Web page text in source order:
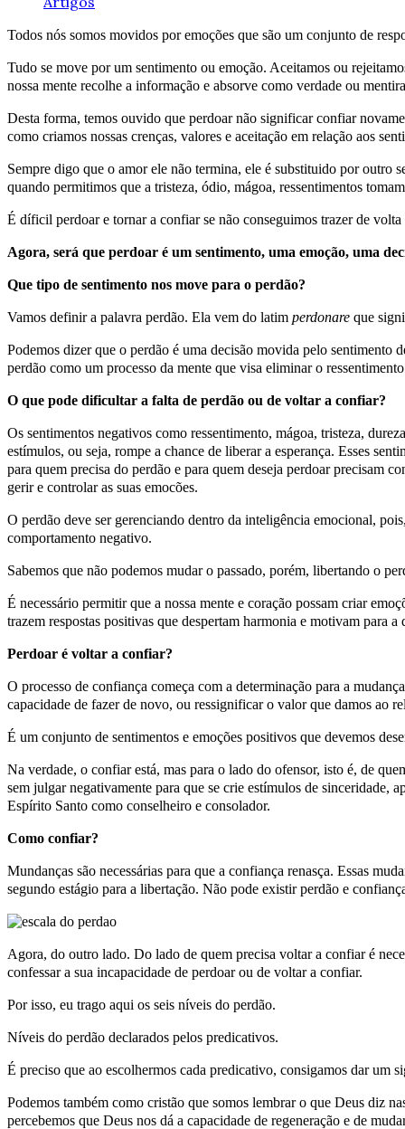
Todos nós somos movidos por emoções que são um conjunto de
Tudo se move por um sentimento ou emoção. Aceitamos ou
nossa mente recolhe a informação e absorve como verdade ou
Desta forma, temos ouvido que perdoar não significar confiar
como criamos nossas crenças, valores e aceitação em relação aos
Sempre digo que o amor ele não termina, ele é substituido por outro
quando permitimos que a tristeza, ódio, mágoa, ressentimentos
É díficil perdoar e tornar a confiar se não conseguimos trazer de
Agora, será que perdoar é um sentimento, uma emoção, uma
Que tipo de sentimento nos move para o perdão?
Vamos definir a palavra perdão. Ela vem do latim perdonare que
Podemos dizer que o perdão é uma decisão movida pelo sentimento
perdão como um processo da mente que visa eliminar o
O que pode dificultar a falta de perdão ou de voltar a confiar?
Os sentimentos negativos como ressentimento, mágoa, tristeza,
estímulos, ou seja, rompe a chance de liberar a esperança. Esses
para quem precisa do perdão e para quem deseja perdoar precisam
gerir e controlar as suas emocões.
O perdão deve ser gerenciando dentro da inteligência emocional,
comportamento negativo.
Sabemos que não podemos mudar o passado, porém, libertando o
É necessário permitir que a nossa mente e coração possam criar
trazem respostas positivas que despertam harmonia e motivam para a
Perdoar é voltar a confiar?
O processo de confiança começa com a determinação para a
capacidade de fazer de novo, ou ressignificar o valor que damos ao
É um conjunto de sentimentos e emoções positivos que devemos
Na verdade, o confiar está, mas para o lado do ofensor, isto é, de
sem julgar negativamente para que se crie estímulos de
Espírito Santo como conselheiro e consolador.
Como confiar?
Mundanças são necessárias para que a confiança renasça. Essas
segundo estágio para a libertação. Não pode existir perdão e
Agora, do outro lado. Do lado de quem precisa voltar a confiar é
confessar a sua incapacidade de perdoar ou de voltar a confiar.
Por isso, eu trago aqui os seis níveis do perdão.
Níveis do perdão declarados pelos predicativos.
É preciso que ao escolhermos cada predicativo, consigamos dar um
Podemos também como cristão que somos lembrar o que Deus diz
percebemos que Deus nos dá a capacidade de regeneração e de